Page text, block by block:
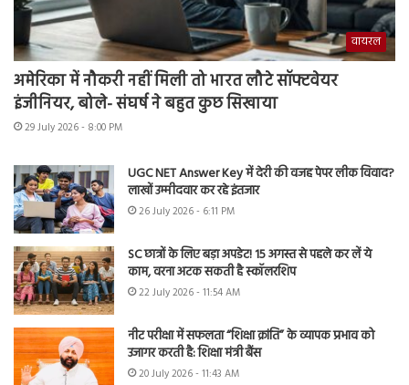
वायरल
अमेरिका में नौकरी नहीं मिली तो भारत लौटे सॉफ्टवेयर
इंजीनियर, बोले- संघर्ष ने बहुत कुछ सिखाया
29 July 2026 - 8:00 PM
UGC NET Answer Key में देरी की वजह पेपर लीक विवाद?
लाखों उम्मीदवार कर रहे इंतजार
26 July 2026 - 6:11 PM
SC छात्रों के लिए बड़ा अपडेट! 15 अगस्त से पहले कर लें ये
काम, वरना अटक सकती है स्कॉलरशिप
22 July 2026 - 11:54 AM
नीट परीक्षा में सफलता “शिक्षा क्रांति” के व्यापक प्रभाव को
उजागर करती है: शिक्षा मंत्री बैंस
20 July 2026 - 11:43 AM